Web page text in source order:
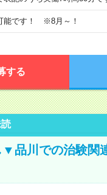
能です！ ※8月～！
する
▼品川での治験関